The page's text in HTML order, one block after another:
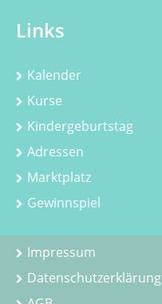
Links
Kalender
Kurse
Kindergeburtstag
Adressen
Marktplatz
Gewinnspiel
Impressum
Datenschutzerklärung